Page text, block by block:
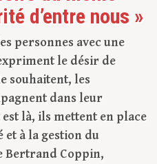
d’entre nous »
personnes avec une
le désir de
souhaitent, les
dans leur
là, ils mettent en place
à la gestion du
Bertrand Coppin,